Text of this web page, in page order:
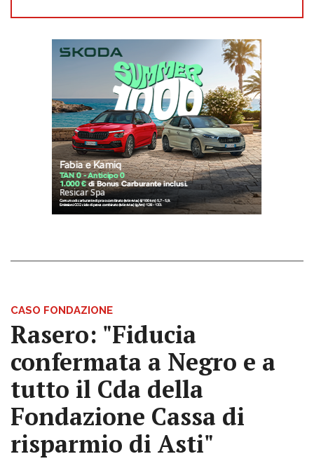
CASO FONDAZIONE
Rasero: "Fiducia
confermata a Negro e a
tutto il Cda della
Fondazione Cassa di
risparmio di Asti"